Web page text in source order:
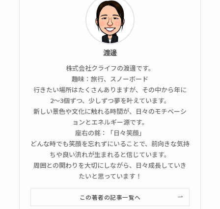
渡邊
株式会社クライフの渡邊です。
趣味：旅行、スノーボード
行きたい場所はたくさんありますが、その中から年に
2〜3個ずつ、少しずつ夢を叶えています。
新しい景色や文化に触れる時間が、日々のモチベーシ
ョンとエネルギー源です。
座右の銘：「日々笑顔」
どんな時でも笑顔を忘れずにいることで、前向きな気持
ちや良い流れが生まれると信じています。
周囲との関わりを大切にしながら、日々成長していき
たいと思っています！
この著者の記事一覧へ